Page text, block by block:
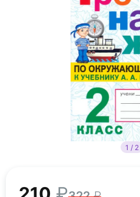
1 / 2